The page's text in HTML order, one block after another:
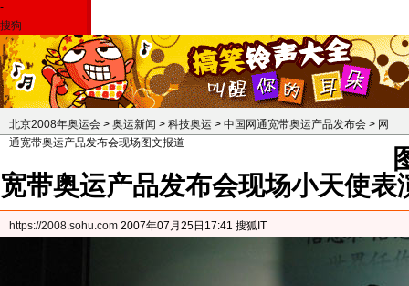
-
搜狗
北京2008年奥运会 > 奥运新闻 > 科技奥运 > 中国网通宽带奥运产品发布会 > 网
通宽带奥运产品发布会现场图文报道
宽带奥运产品发布会现场小天使表
https://2008.sohu.com 2007年07月25日17:41 搜狐IT